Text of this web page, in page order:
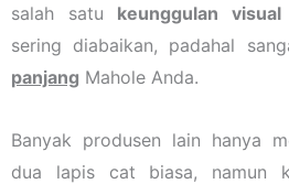
salah satu keunggulan
sering diabaikan, padahal
panjang Mahole Anda.
Banyak produsen lain hanya
dua lapis cat biasa, namun